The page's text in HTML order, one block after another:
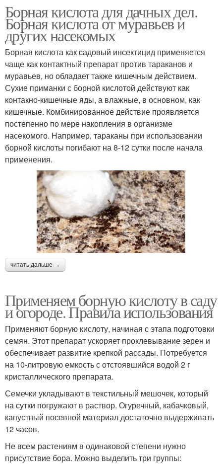
Борная кислота для дачных дел.
Борная кислота от муравьев и
других насекомых
Борная кислота как садовый инсектицид применяется
чаще как контактный препарат против тараканов и
муравьев, но обладает также кишечным действием.
Сухие приманки с борной кислотой действуют как
контакно-кишечные яды, а влажные, в основном, как
кишечные. Комбинированное действие проявляется
постепенно по мере накопления в организме
насекомого. Например, тараканы при использовании
борной кислоты погибают на 8-12 сутки после начала
применения.
читать дальше →
Применяем борную кислоту в саду
и огороде. Правила использования
Применяют борную кислоту, начиная с этапа подготовки
семян. Этот препарат ускоряет проклевывание зерен и
обеспечивает развитие крепкой рассады. Потребуется
на 10-литровую емкость с отстоявшийся водой 2 г
кристаллического препарата.
Семечки укладывают в текстильный мешочек, который
на сутки погружают в раствор. Огуречный, кабачковый,
капустный посевной материал достаточно выдерживать
12 часов.
Не всем растениям в одинаковой степени нужно
присутствие бора. Можно выделить три группы: